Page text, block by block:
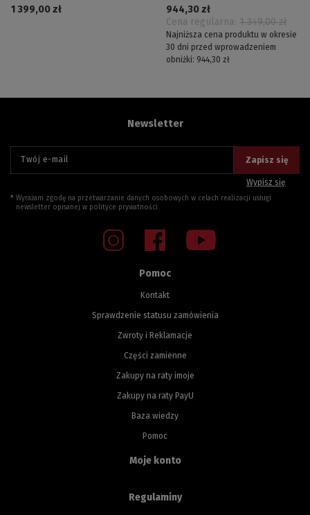
1 399,00 zł
1 349,00 zł
Cena regularna:
944,30 zł
Najniższa cena produktu w okresie
30 dni przed wprowadzeniem
obniżki: 944,30 zł
Pomoc
Kontakt
Sprawdzenie statusu zamówienia
Zwroty i Reklamacje
Części zamienne
Zakupy na raty imoje
Zakupy na raty PayU
Baza wiedzy
Pomoc
Moje konto
Regulaminy
Newsletter
Twój e-mail Zapisz się
Wypisz się
Wyrażam zgodę na przetwarzanie danych osobowych w celach realizacji usługi
newsletter opisanej w polityce prywatności